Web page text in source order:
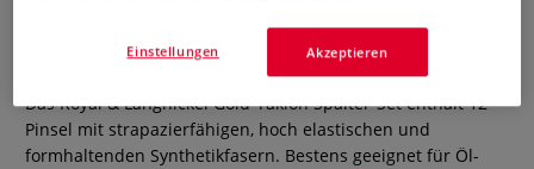
0 Bewertungen
Das Royal & Langnickel Gold-Taklon Spalter-Set enthält 12
Pinsel mit strapazierfähigen, hoch elastischen und
formhaltenden Synthetikfasern. Bestens geeignet für Öl-
Akzeptieren
Einstellungen